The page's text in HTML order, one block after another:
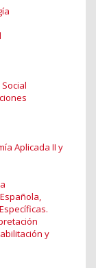
Aplicada II y
y